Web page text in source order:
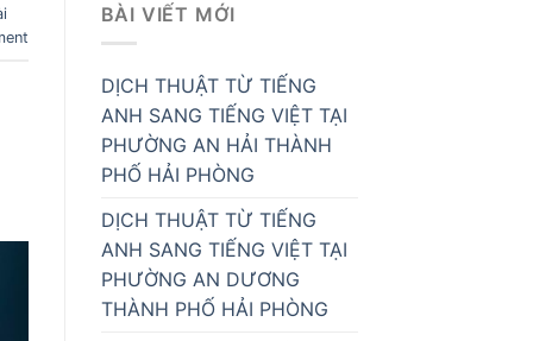
BÀI VIẾT MỚI
DỊCH THUẬT TỪ TIẾNG
ANH SANG TIẾNG VIỆT TẠI
PHƯỜNG AN HẢI THÀNH
PHỐ HẢI PHÒNG
DỊCH THUẬT TỪ TIẾNG
ANH SANG TIẾNG VIỆT TẠI
PHƯỜNG AN DƯƠNG
THÀNH PHỐ HẢI PHÒNG